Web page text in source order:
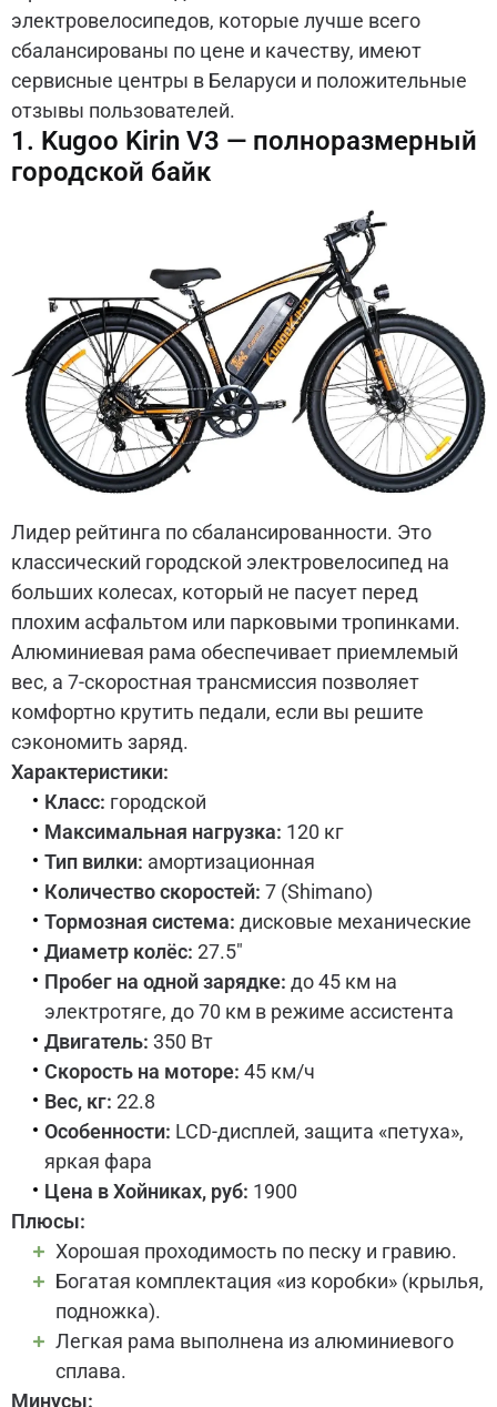
электровелосипедов, которые лучше всего
сбалансированы по цене и качеству, имеют
сервисные центры в Беларуси и положительные
отзывы пользователей.
1. Kugoo Kirin V3 — полноразмерный
городской байк
Лидер рейтинга по сбалансированности. Это
классический городской электровелосипед на
больших колесах, который не пасует перед
плохим асфальтом или парковыми тропинками.
Алюминиевая рама обеспечивает приемлемый
вес, а 7-скоростная трансмиссия позволяет
комфортно крутить педали, если вы решите
сэкономить заряд.
Характеристики:
Класс: городской
Максимальная нагрузка: 120 кг
Тип вилки: амортизационная
Количество скоростей: 7 (Shimano)
Тормозная система: дисковые механические
Диаметр колёс: 27.5"
Пробег на одной зарядке: до 45 км на
электротяге, до 70 км в режиме ассистента
Двигатель: 350 Вт
Скорость на моторе: 45 км/ч
Вес, кг: 22.8
Особенности: LCD-дисплей, защита «петуха»,
яркая фара
Цена в Хойниках, руб: 1900
Плюсы:
Хорошая проходимость по песку и гравию.
Богатая комплектация «из коробки» (крылья,
подножка).
Легкая рама выполнена из алюминиевого
сплава.
Минусы: